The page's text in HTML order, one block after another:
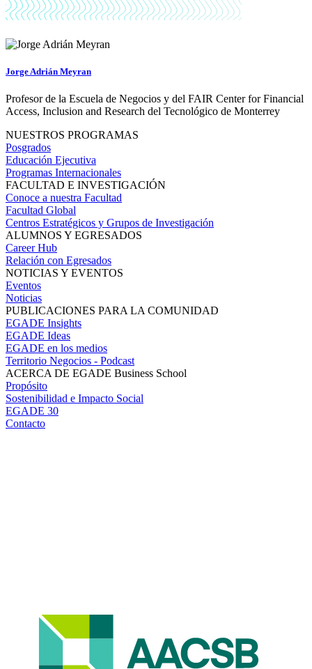
Jorge Adrián Meyran
Profesor de la Escuela de Negocios y del FAIR Center for Financial
Access, Inclusion and Research del Tecnológico de Monterrey
NUESTROS PROGRAMAS
Posgrados
Educación Ejecutiva
Programas Internacionales
FACULTAD E INVESTIGACIÓN
Conoce a nuestra Facultad
Facultad Global
Centros Estratégicos y Grupos de Investigación
ALUMNOS Y EGRESADOS
Career Hub
Relación con Egresados
NOTICIAS Y EVENTOS
Eventos
Noticias
PUBLICACIONES PARA LA COMUNIDAD
EGADE Insights
EGADE Ideas
EGADE en los medios
Territorio Negocios - Podcast
ACERCA DE EGADE Business School
Propósito
Sostenibilidad e Impacto Social
EGADE 30
Contacto